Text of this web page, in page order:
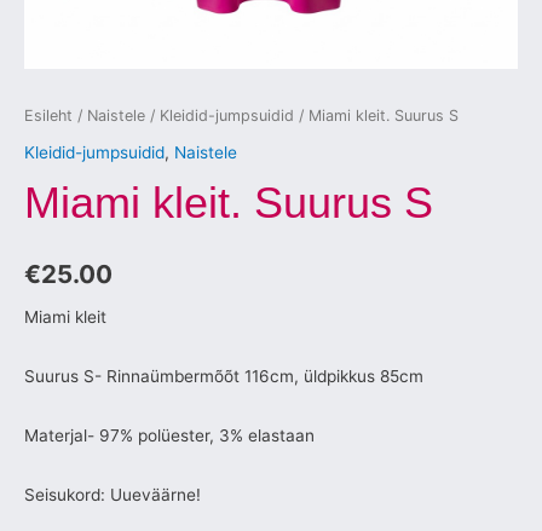
Esileht / Naistele / Kleidid-jumpsuidid / Miami kleit. Suurus S
Kleidid-jumpsuidid, Naistele
Miami kleit. Suurus S
€25.00
Miami kleit
Suurus S- Rinnaümbermõõt 116cm, üldpikkus 85cm
Materjal- 97% polüester, 3% elastaan
Seisukord: Uueväärne!